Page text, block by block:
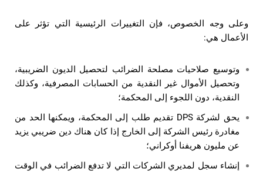
وعلى وجه الخصوص، فإن التغييرات الرئيسية التي تؤثر على
الأعمال هي:
وتوسيع صلاحيات مصلحة الضرائب لتحصيل الديون الضريبية،
وتحصيل الأموال غير النقدية من الحسابات المصرفية، وكذلك
النقدية، دون اللجوء إلى المحكمة؛
يحق لشركة DPS تقديم طلب إلى المحكمة، ويمكنها الحد من
مغادرة رئيس الشركة إلى الخارج إذا كان هناك دين ضريبي يزيد
عن مليون هريفنا أوكراني؛
إنشاء سجل لمديري الشركات التي لا تدفع الضرائب في الوقت